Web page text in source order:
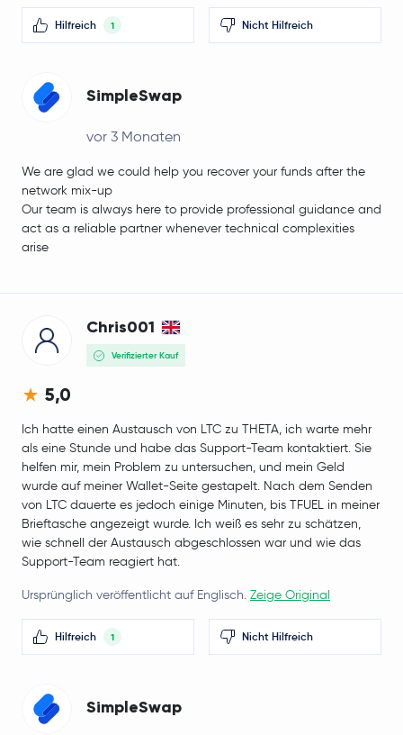
Hilfreich 1 Nicht Hilfreich
SimpleSwap
vor 3 Monaten
We are glad we could help you recover your funds after the
network mix-up
Our team is always here to provide professional guidance and
act as a reliable partner whenever technical complexities
arise
Chris001
Verifizierter Kauf
5,0
Ich hatte einen Austausch von LTC zu THETA, ich warte mehr
als eine Stunde und habe das Support-Team kontaktiert. Sie
helfen mir, mein Problem zu untersuchen, und mein Geld
wurde auf meiner Wallet-Seite gestapelt. Nach dem Senden
von LTC dauerte es jedoch einige Minuten, bis TFUEL in meiner
Brieftasche angezeigt wurde. Ich weiß es sehr zu schätzen,
wie schnell der Austausch abgeschlossen war und wie das
Support-Team reagiert hat.
Ursprünglich veröffentlicht auf Englisch. Zeige Original
Hilfreich 1 Nicht Hilfreich
SimpleSwap